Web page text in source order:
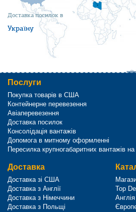
Доставка посилок в
Україну
Послуги
Покупка товарів в США
Контейнерне перевезення
Авіаперевезення
Доставка посилок
Консолідація вантажів
Допомога в митному оформленні
Пересилка крупногабаритних вантажів на
Доставка
Доставка зі США
Доставка з Англії
Доставка з Німеччини
Доставка з Польщі
Top
Англія